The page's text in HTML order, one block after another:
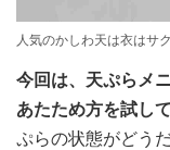
人気のかしわ天は衣はサ
今回は、天ぷらメ
あたため方を試し
ぷらの状態がどう